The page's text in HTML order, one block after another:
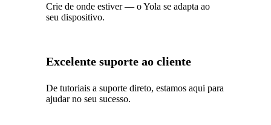
Crie de onde estiver — o Yola se adapta ao
seu dispositivo.
Excelente suporte ao cliente
De tutoriais a suporte direto, estamos aqui para
ajudar no seu sucesso.